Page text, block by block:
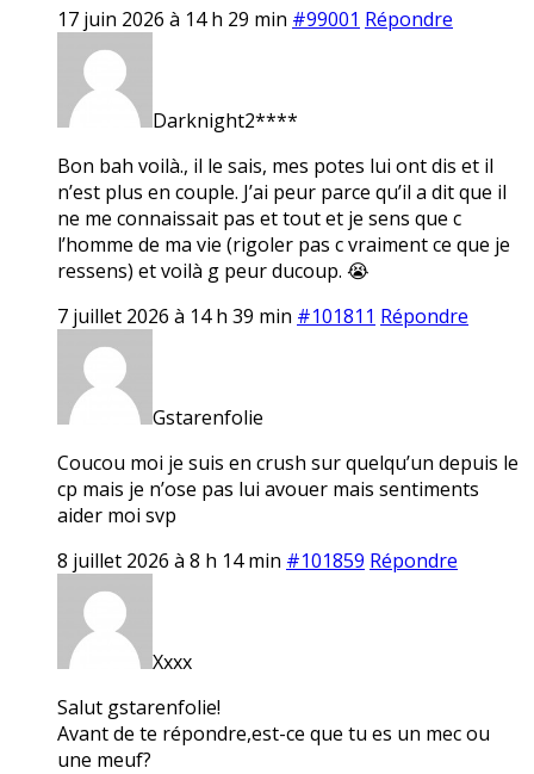
17 juin 2026 à 14 h 29 min #99001 Répondre
Darknight2****
Bon bah voilà., il le sais, mes potes lui ont dis et il
n’est plus en couple. J’ai peur parce qu’il a dit que il
ne me connaissait pas et tout et je sens que c
l’homme de ma vie (rigoler pas c vraiment ce que je
ressens) et voilà g peur ducoup. 😭
7 juillet 2026 à 14 h 39 min #101811 Répondre
Gstarenfolie
Coucou moi je suis en crush sur quelqu’un depuis le
cp mais je n’ose pas lui avouer mais sentiments
aider moi svp
8 juillet 2026 à 8 h 14 min #101859 Répondre
Xxxx
Salut gstarenfolie!
Avant de te répondre,est-ce que tu es un mec ou
une meuf?